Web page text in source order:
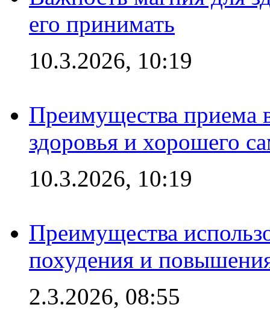
его принимать
10.3.2026, 10:19
Преимущества приема
здоровья и хорошего
10.3.2026, 10:19
Преимущества
похудения и
2.3.2026, 08:55